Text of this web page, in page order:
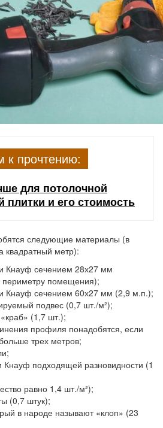
к прочтению:
для потолочной
плитки и его стоимость
следующие материалы (в
квадратный метр):
Кнауф сечением 28х27 мм
периметру помещения);
Кнауф сечением 60х27 мм (2,9 м.п.);
подвес (0,7 шт./м²);
(1,7 шт.);
профиля понадобятся, если
трех метров;
Кнауф подходящей разновидности (1
равно 1,4 шт./м²);
(0,7 штук);
в народе называют «клоп» (23